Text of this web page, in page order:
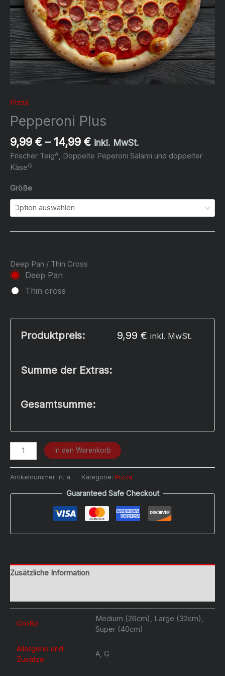
Pizza
Pepperoni Plus
9,99 € – 14,99 €Preisspanne:
9,99 €
inkl. MwSt.
Frischer TeigA, Doppelte Peperoni Salami und doppelter
KäseG
Größe
Deep Pan / Thin Cross
Deep Pan
Thin cross
Produktpreis: 9,99 € inkl. MwSt.
Summe der Extras:
Gesamtsumme:
Pepperoni
Plus
Menge
In den Warenkorb
Artikelnummer: n. a. Kategorie: Pizza
Guaranteed Safe Checkout
Zusätzliche Information
Größe
Medium (26cm), Large (32cm),
Super (40cm)
Allergene und
Zusätze
A, G